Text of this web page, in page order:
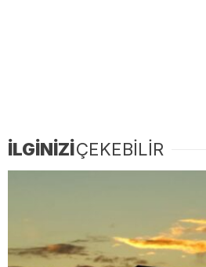
İLGİNİZİÇEKEBİLİR